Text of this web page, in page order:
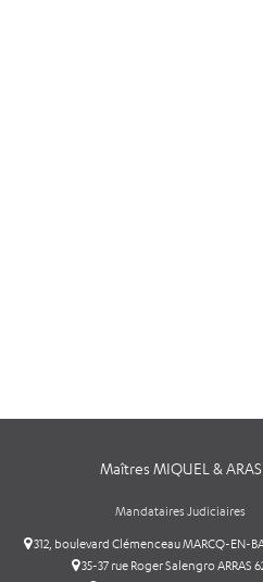
Maîtres MIQUEL & ARAS
Mandataires Judiciaires
312, boulevard Clémenceau MARCQ-EN-
35-37 rue Roger Salengro ARRAS